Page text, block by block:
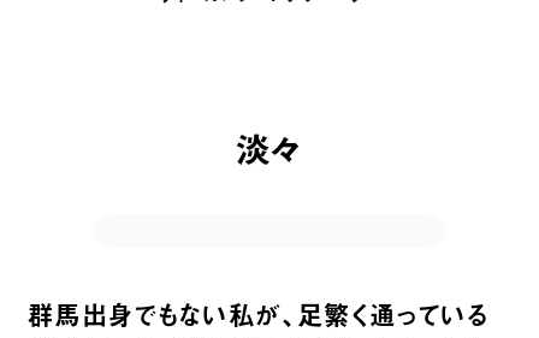
淡々
群馬出身でもない私が、足繁く通っている